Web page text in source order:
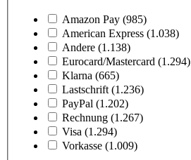
Amazon Pay (985)
American Express (1.038)
Andere (1.138)
Eurocard/Mastercard (1.294)
Klarna (665)
Lastschrift (1.236)
PayPal (1.202)
Rechnung (1.267)
Visa (1.294)
Vorkasse (1.009)